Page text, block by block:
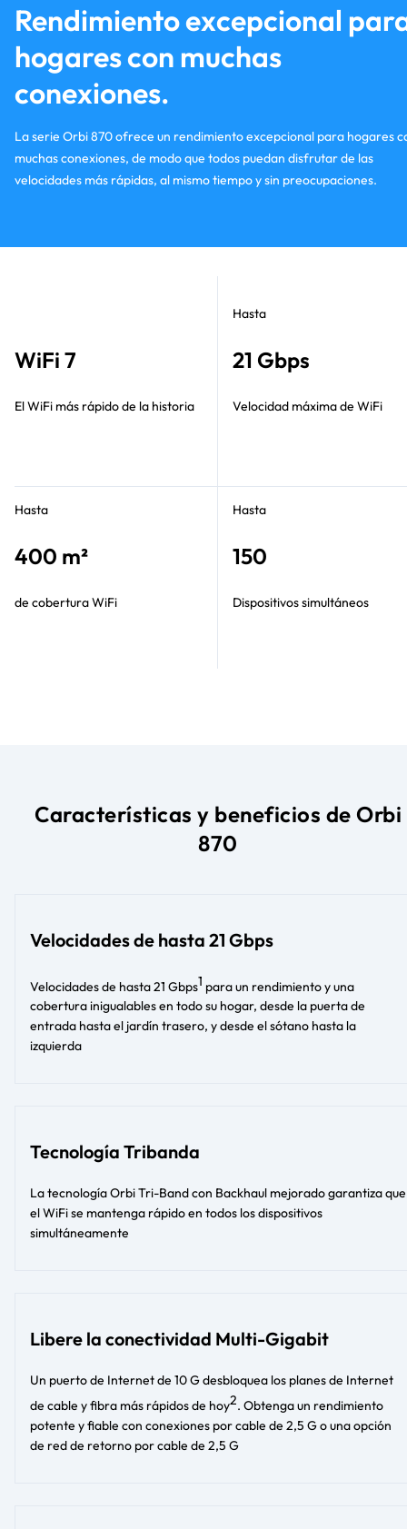
Rendimiento excepcional
hogares con muchas
conexiones.
La serie Orbi 870 ofrece un rendimiento excepcional para hogares
muchas conexiones, de modo que todos puedan disfrutar de las
velocidades más rápidas, al mismo tiempo y sin preocupaciones.
WiFi 7
El WiFi más rápido de la historia
Hasta
21 Gbps
Velocidad máxima de WiFi
Hasta
400 m²
de cobertura WiFi
Hasta
150
Dispositivos simultáneos
Características y beneficios de Orbi
870
Velocidades de hasta 21 Gbps
Velocidades de hasta 21 Gbps1 para un rendimiento y una
cobertura inigualables en todo su hogar, desde la puerta de
entrada hasta el jardín trasero, y desde el sótano hasta la
izquierda​
Tecnología Tribanda
La tecnología Orbi Tri-Band con Backhaul mejorado garantiza que
el WiFi se mantenga rápido en todos los dispositivos
simultáneamente
Libere la conectividad Multi-Gigabit
Un puerto de Internet de 10 G desbloquea los planes de Internet
de cable y fibra más rápidos de hoy2. Obtenga un rendimiento
potente y fiable con conexiones por cable de 2,5 G o una opción
de red de retorno por cable de 2,5 G​​